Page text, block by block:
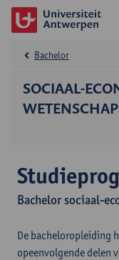
SOCIAAL-
Bachelor
Bachelor sociaal-
De bacheloropleiding
opeenvolgende delen